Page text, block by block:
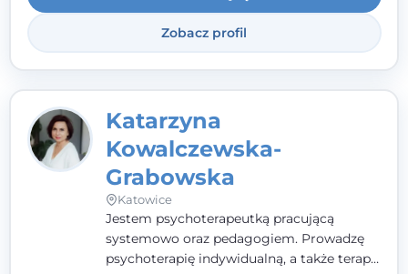
Zobacz profil
Katarzyna
Kowalczewska-
Grabowska
Katowice
Jestem psychoterapeutką pracującą
systemowo oraz pedagogiem. Prowadzę
psychoterapię indywidualną, a także terapię